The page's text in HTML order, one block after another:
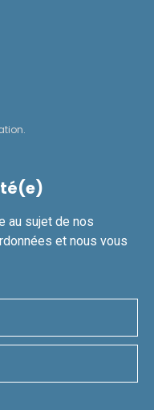
au sujet de nos
et nous vous